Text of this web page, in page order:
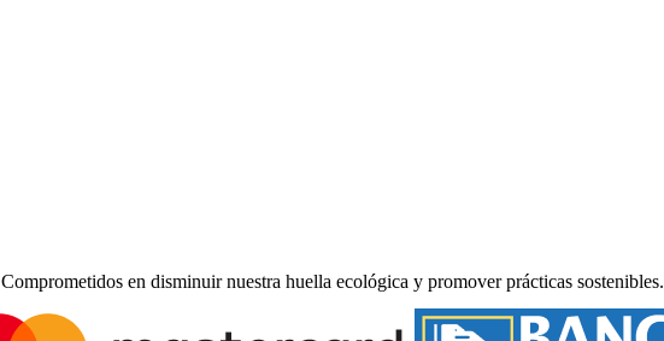
Comprometidos en disminuir nuestra huella ecológica y promover prácticas sostenibles.